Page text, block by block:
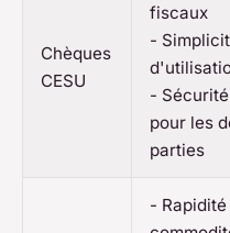
Chèques
CESU
fiscaux
-
- Sécurité
pour les
parties
-